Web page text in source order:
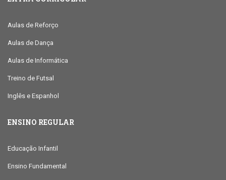
Aulas de Reforço
Aulas de Dança
Aulas de Informática
Treino de Futsal
Inglês e Espanhol
ENSINO REGULAR
Educação Infantil
Ensino Fundamental